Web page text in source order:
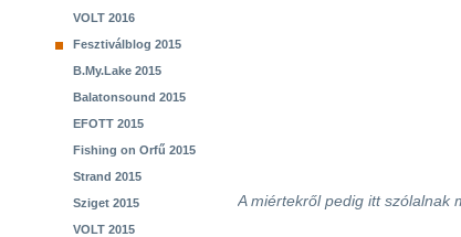
VOLT 2016
Fesztiválblog 2015
B.My.Lake 2015
Balatonsound 2015
EFOTT 2015
Fishing on Orfű 2015
Strand 2015
Sziget 2015
VOLT 2015
A miértekről pedig itt szólalnak